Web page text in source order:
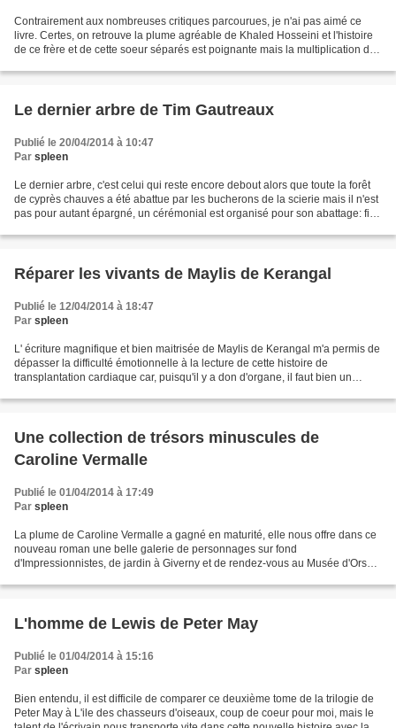
Contrairement aux nombreuses critiques parcourues, je n'ai pas aimé ce
livre. Certes, on retrouve la plume agréable de Khaled Hosseini et l'histoire
de ce frère et de cette soeur séparés est poignante mais la multiplication des
Le dernier arbre de Tim Gautreaux
Publié le 20/04/2014 à 10:47
Par spleen
Le dernier arbre, c'est celui qui reste encore debout alors que toute la forêt
de cyprès chauves a été abattue par les bucherons de la scierie mais il n'est
pas pour autant épargné, un cérémonial est organisé pour son abattage: fin
Réparer les vivants de Maylis de Kerangal
Publié le 12/04/2014 à 18:47
Par spleen
L' écriture magnifique et bien maitrisée de Maylis de Kerangal m'a permis de
dépasser la difficulté émotionnelle à la lecture de cette histoire de
transplantation cardiaque car, puisqu'il y a don d'organe, il faut bien un
Une collection de trésors minuscules de
Caroline Vermalle
Publié le 01/04/2014 à 17:49
Par spleen
La plume de Caroline Vermalle a gagné en maturité, elle nous offre dans ce
nouveau roman une belle galerie de personnages sur fond
d'Impressionnistes, de jardin à Giverny et de rendez-vous au Musée d'Orsay:
L'homme de Lewis de Peter May
Publié le 01/04/2014 à 15:16
Par spleen
Bien entendu, il est difficile de comparer ce deuxième tome de la trilogie de
Peter May à L'ile des chasseurs d'oiseaux, coup de coeur pour moi, mais le